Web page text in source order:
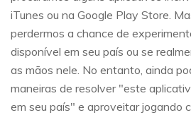
iTunes ou na Google Play Store.
perdermos a chance de
disponível em seu país ou se
as mãos nele. No entanto, ainda
maneiras de resolver "este
em seu país" e aproveitar jogando